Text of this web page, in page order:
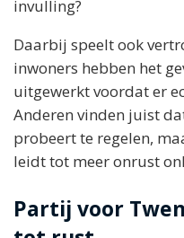
invulling?
Daarbij speelt ook
inwoners hebben het
uitgewerkt voordat er
Anderen vinden juist
probeert te regelen,
leidt tot meer onrust
Partij voor